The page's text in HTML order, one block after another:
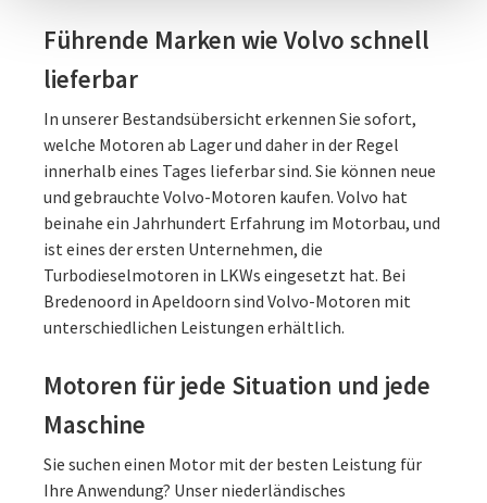
Führende Marken wie Volvo schnell
lieferbar
In unserer Bestandsübersicht erkennen Sie sofort,
welche Motoren ab Lager und daher in der Regel
innerhalb eines Tages lieferbar sind. Sie können neue
und gebrauchte Volvo-Motoren kaufen. Volvo hat
beinahe ein Jahrhundert Erfahrung im Motorbau, und
ist eines der ersten Unternehmen, die
Turbodieselmotoren in LKWs eingesetzt hat. Bei
Bredenoord in Apeldoorn sind Volvo-Motoren mit
unterschiedlichen Leistungen erhältlich.
Motoren für jede Situation und jede
Maschine
Sie suchen einen Motor mit der besten Leistung für
Ihre Anwendung? Unser niederländisches